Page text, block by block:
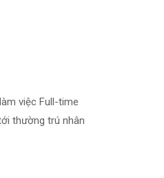
việc Full-time
thường trú nhân